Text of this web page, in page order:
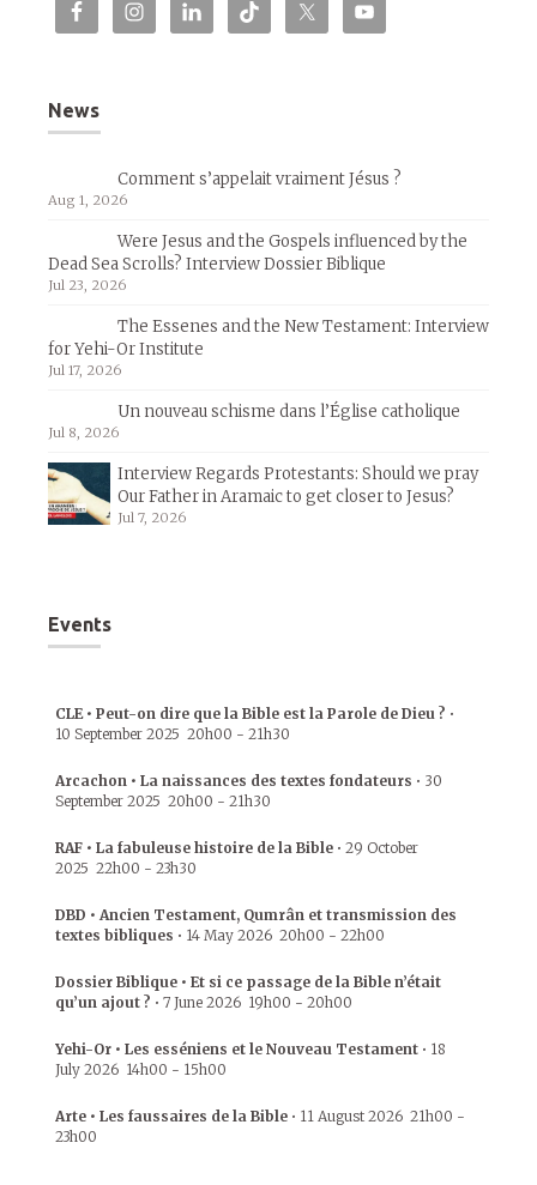
News
Comment s’appelait vraiment Jésus ?
Aug 1, 2026
Were Jesus and the Gospels influenced by the
Dead Sea Scrolls? Interview Dossier Biblique
Jul 23, 2026
The Essenes and the New Testament: Interview
for Yehi-Or Institute
Jul 17, 2026
Un nouveau schisme dans l’Église catholique
Jul 8, 2026
Interview Regards Protestants: Should we pray
Our Father in Aramaic to get closer to Jesus?
Jul 7, 2026
Events
CLE • Peut-on dire que la Bible est la Parole de Dieu ? •
10 September 2025 20h00 - 21h30
Arcachon • La naissances des textes fondateurs • 30
September 2025 20h00 - 21h30
RAF • La fabuleuse histoire de la Bible • 29 October
2025 22h00 - 23h30
DBD • Ancien Testament, Qumrân et transmission des
textes bibliques • 14 May 2026 20h00 - 22h00
Dossier Biblique • Et si ce passage de la Bible n’était
qu’un ajout ? • 7 June 2026 19h00 - 20h00
Yehi-Or • Les esséniens et le Nouveau Testament • 18
July 2026 14h00 - 15h00
Arte • Les faussaires de la Bible • 11 August 2026 21h00 -
23h00